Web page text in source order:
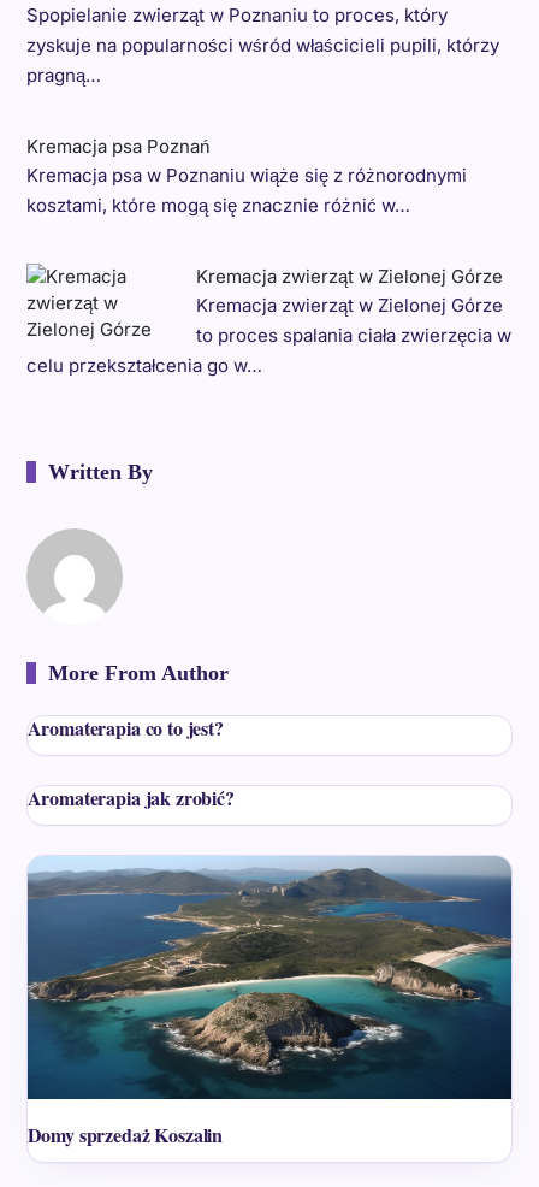
Spopielanie zwierząt w Poznaniu to proces, który
zyskuje na popularności wśród właścicieli pupili, którzy
pragną…
Kremacja psa Poznań
Kremacja psa w Poznaniu wiąże się z różnorodnymi
kosztami, które mogą się znacznie różnić w…
Kremacja zwierząt w Zielonej Górze
Kremacja zwierząt w Zielonej Górze
to proces spalania ciała zwierzęcia w
celu przekształcenia go w…
Written By
More From Author
Aromaterapia co to jest?
Aromaterapia jak zrobić?
Domy sprzedaż Koszalin